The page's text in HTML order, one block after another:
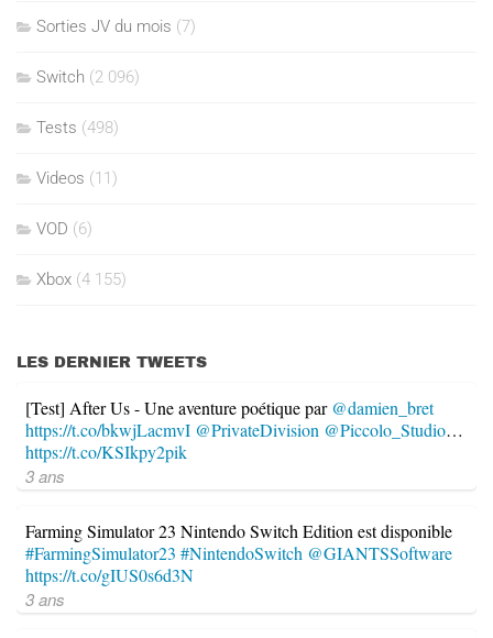
Sorties JV du mois (7)
Switch (2 096)
Tests (498)
Videos (11)
VOD (6)
Xbox (4 155)
LES DERNIER TWEETS
[Test] After Us - Une aventure poétique par @damien_bret
https://t.co/bkwjLacmvI @PrivateDivision @Piccolo_Studio…
https://t.co/KSIkpy2pik
3 ans
Farming Simulator 23 Nintendo Switch Edition est disponible
#FarmingSimulator23 #NintendoSwitch @GIANTSSoftware
https://t.co/gIUS0s6d3N
3 ans